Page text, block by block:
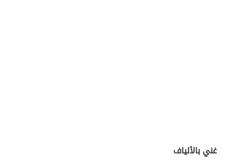
غني بالألياف